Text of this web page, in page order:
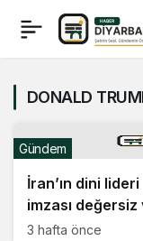
DONALD
İran’ın dini
imzası
Gündem
3 hafta önce